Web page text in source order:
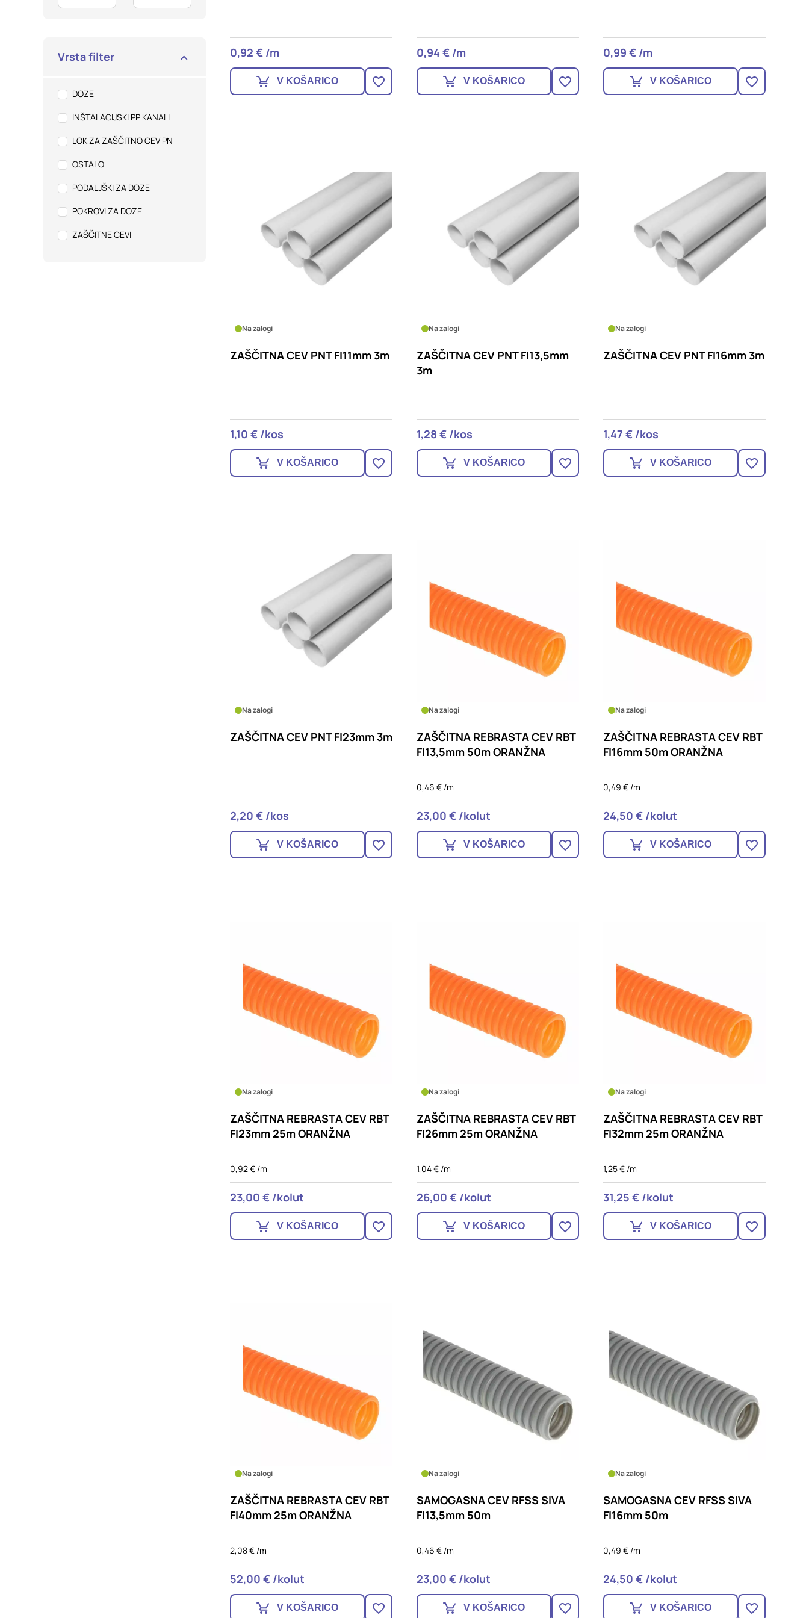
Vrsta filter
DOZE
INŠTALACIJSKI PP KANALI
LOK ZA ZAŠČITNO CEV PN
OSTALO
PODALJŠKI ZA DOZE
POKROVI ZA DOZE
ZAŠČITNE CEVI
0,92 € /m
V KOŠARICO
0,94 € /m
V KOŠARICO
0,99 € /m
V KOŠARICO
Na zalogi
ZAŠČITNA CEV PNT FI11mm 3m
1,10 € /kos
V KOŠARICO
Na zalogi
ZAŠČITNA CEV PNT FI13,5mm
3m
1,28 € /kos
V KOŠARICO
Na zalogi
ZAŠČITNA CEV PNT FI16mm 3m
1,47 € /kos
V KOŠARICO
Na zalogi
ZAŠČITNA CEV PNT FI23mm 3m
2,20 € /kos
V KOŠARICO
Na zalogi
ZAŠČITNA REBRASTA CEV RBT
FI13,5mm 50m ORANŽNA
0,46 € /m
23,00 € /kolut
V KOŠARICO
Na zalogi
ZAŠČITNA REBRASTA CEV RBT
FI16mm 50m ORANŽNA
0,49 € /m
24,50 € /kolut
V KOŠARICO
Na zalogi
ZAŠČITNA REBRASTA CEV RBT
FI23mm 25m ORANŽNA
0,92 € /m
23,00 € /kolut
V KOŠARICO
Na zalogi
ZAŠČITNA REBRASTA CEV RBT
FI26mm 25m ORANŽNA
1,04 € /m
26,00 € /kolut
V KOŠARICO
Na zalogi
ZAŠČITNA REBRASTA CEV RBT
FI32mm 25m ORANŽNA
1,25 € /m
31,25 € /kolut
V KOŠARICO
Na zalogi
ZAŠČITNA REBRASTA CEV RBT
FI40mm 25m ORANŽNA
2,08 € /m
52,00 € /kolut
V KOŠARICO
Na zalogi
SAMOGASNA CEV RFSS SIVA
FI13,5mm 50m
0,46 € /m
23,00 € /kolut
V KOŠARICO
Na zalogi
SAMOGASNA CEV RFSS SIVA
FI16mm 50m
0,49 € /m
24,50 € /kolut
V KOŠARICO